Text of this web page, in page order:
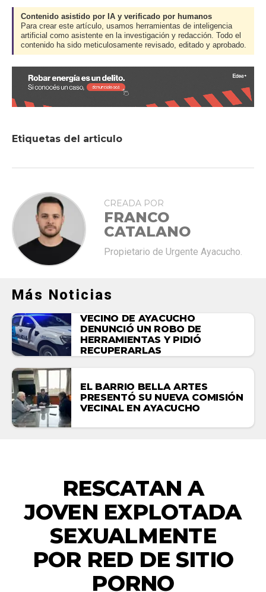
Contenido asistido por IA y verificado por humanos
Para crear este artículo, usamos herramientas de inteligencia
artificial como asistente en la investigación y redacción. Todo el
contenido ha sido meticulosamente revisado, editado y aprobado.
Etiquetas del articulo
CREADA POR
FRANCO
CATALANO
Propietario de Urgente Ayacucho.
Más Noticias
VECINO DE AYACUCHO
DENUNCIÓ UN ROBO DE
HERRAMIENTAS Y PIDIÓ
RECUPERARLAS
EL BARRIO BELLA ARTES
PRESENTÓ SU NUEVA COMISIÓN
VECINAL EN AYACUCHO
RESCATAN A
JOVEN EXPLOTADA
SEXUALMENTE
POR RED DE SITIO
PORNO